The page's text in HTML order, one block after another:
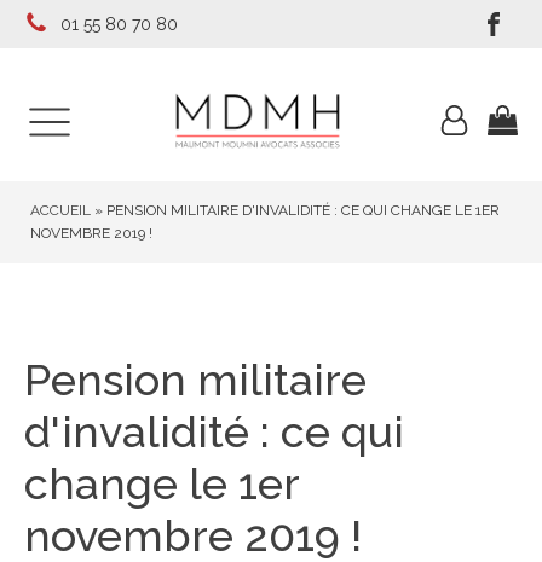
01 55 80 70 80
ACCUEIL » PENSION MILITAIRE D'INVALIDITÉ : CE QUI CHANGE LE 1ER
NOVEMBRE 2019 !
Pension militaire
d'invalidité : ce qui
change le 1er
novembre 2019 !